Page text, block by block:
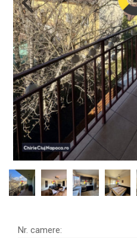
Nr. camere: